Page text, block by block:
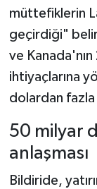
müttefiklerin
geçirdiği"
ve
ihtiyaçlarına
dolardan fazla
50 milyar
anlaşması
Bildiride,